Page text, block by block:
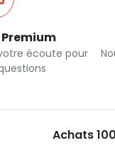
écoute pour
Achats